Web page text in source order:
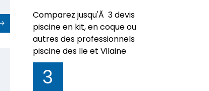
Comparez jusqu'Ã 3 devis
piscine en kit, en coque ou
autres des professionnels
piscine des Ile et Vilaine
3